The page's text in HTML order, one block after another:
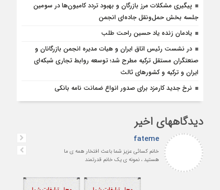
پیگیری مشکلات مرز بازرگان و بهبود تردد کامیون‌ها در سومین
جلسه بخش حمل‌ونقل جاده‌ای انجمن
یادمان زنده یاد حسین راحت طلب
در نشست رئیس اتاق ایران و هیات مدیره انجمن بازرگانان و
صنعتگران مستقل ترکیه مطرح شد؛ توسعه روابط تجاری شبکه‌ای
ایران و ترکیه و کشورهای ثالث
نرخ جدید کارمزد برای صدور انواع ضمانت نامه بانکی
دیدگاههای اخیر
fateme
خانم کسائی عزیز شما باعث افتخار همه ی ما
هستید ، نمونه ی یک خانم قدرتمند